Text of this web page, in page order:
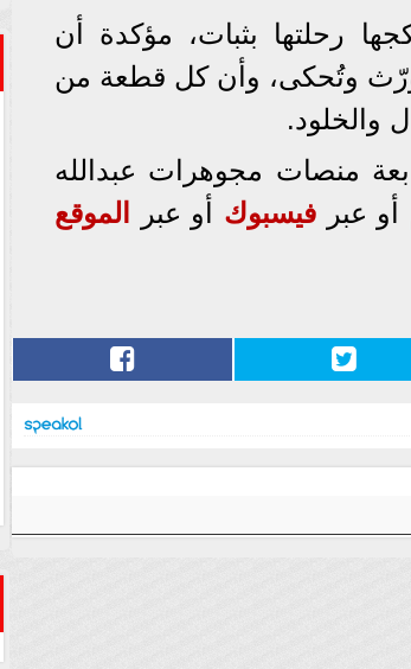
رحلتها بثبات، مؤكدة أن
وتُحكى، وأن كل قطعة من
والخلود.
منصات مجوهرات عبدالله
أو عبرفيسبوك أو عبر
الموقع